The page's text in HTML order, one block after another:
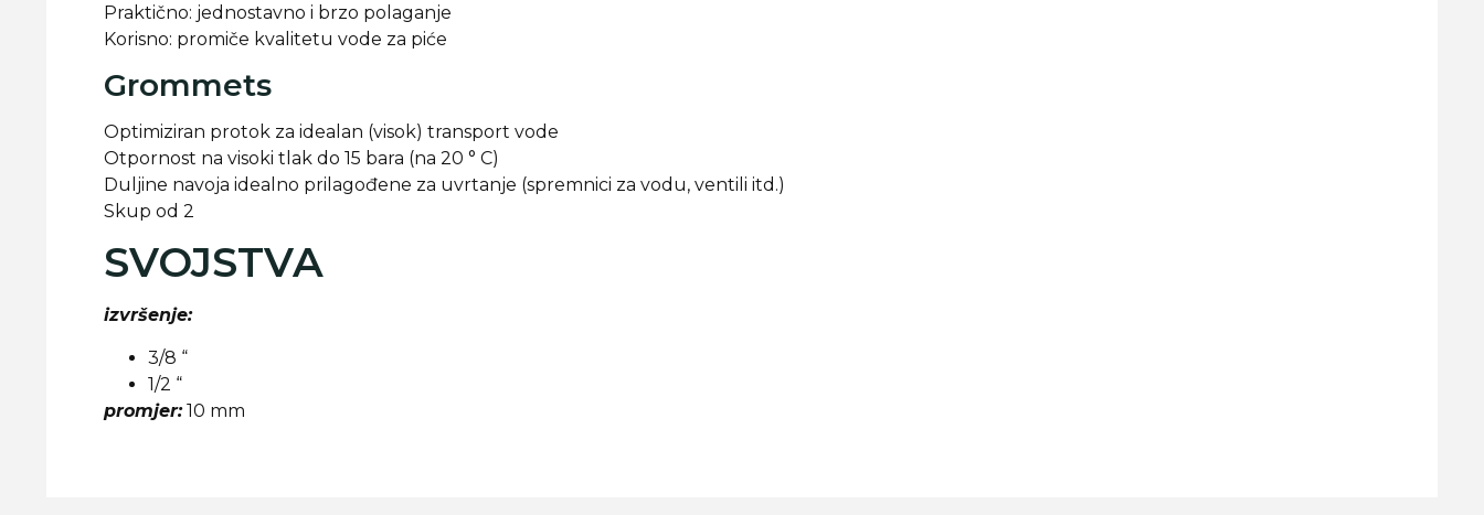
Praktično: jednostavno i brzo polaganje
Korisno: promiče kvalitetu vode za piće
Grommets
Optimiziran protok za idealan (visok) transport vode
Otpornost na visoki tlak do 15 bara (na 20 ° C)
Duljine navoja idealno prilagođene za uvrtanje (spremnici za vodu, ventili itd.)
Skup od 2
SVOJSTVA
izvršenje:
3/8 “
1/2 “
promjer:10 mm